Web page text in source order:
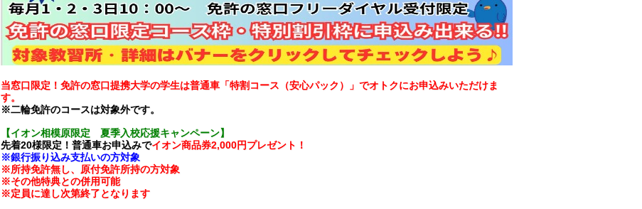
当窓口限定！免許の窓口提携大学の学生は普通車「特割コース（安心パック）」でオトクにお申込みいただけま
す。
※二輪免許のコースは対象外です。
【イオン相模原限定 夏季入校応援キャンペーン】
先着20様限定！普通車お申込みでイオン商品券2,000円プレゼント！
※銀行振り込み支払いの方対象
※所持免許無し、原付免許所持の方対象
※その他特典との併用可能
※定員に達し次第終了となります